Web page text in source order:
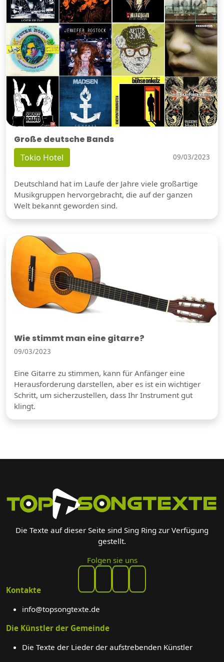
Große deutsche Bands
Tokio Hotel 09/03/2023
Deutschland hat im Laufe der Jahre viele großartige
Musikgruppen hervorgebracht, die auf der ganzen
Welt bekannt geworden sind.
Wie stimmt man eine gitarre?
09/03/2023
Eine Gitarre zu stimmen, kann für Anfänger eine
Herausforderung darstellen, aber es ist ein wichtiger
Schritt, um sicherzustellen, dass Ihr Instrument gut
klingt.
Die Texte auf dieser Seite sind Sing Ring zur Verfügung
gestellt.
Folgen sie uns
Kontakte
info@topsongtexte.de
Die Künstler der Gemeinde
Die Texte der Lieder der aufstrebenden Künstler